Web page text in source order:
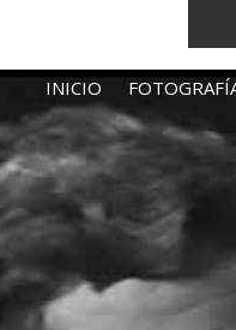
INICIO